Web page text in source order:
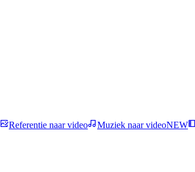
Referentie naar video Muziek naar videoNEW